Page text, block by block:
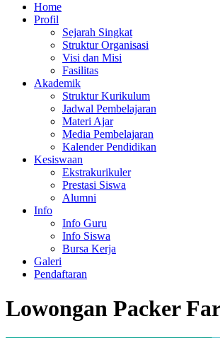
Home
Profil
Sejarah Singkat
Struktur Organisasi
Visi dan Misi
Fasilitas
Akademik
Struktur Kurikulum
Jadwal Pembelajaran
Materi Ajar
Media Pembelajaran
Kalender Pendidikan
Kesiswaan
Ekstrakurikuler
Prestasi Siswa
Alumni
Info
Info Guru
Info Siswa
Bursa Kerja
Galeri
Pendaftaran
Lowongan Packer